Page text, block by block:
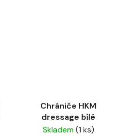
Chrániče HKM
dressage bílé
Skladem(1 ks)